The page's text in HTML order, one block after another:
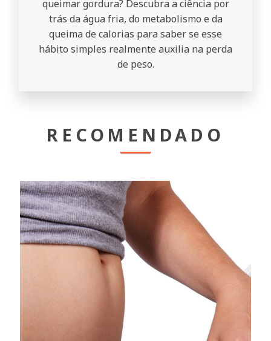
queimar gordura? Descubra a ciência por
trás da água fria, do metabolismo e da
queima de calorias para saber se esse
hábito simples realmente auxilia na perda
de peso.
RECOMENDADO